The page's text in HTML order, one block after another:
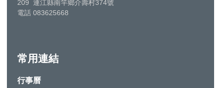
209 連江縣南竿鄉介壽村374號
電話 083625668
常用連結
行事曆